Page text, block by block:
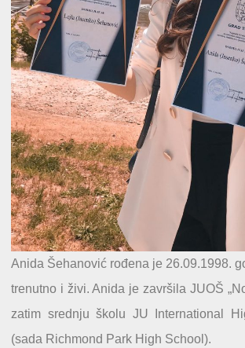
Anida Šehanović rođena je 26.09.1998.
trenutno i živi. Anida je završila JUOŠ
zatim srednju školu JU International
(sada Richmond Park High School).